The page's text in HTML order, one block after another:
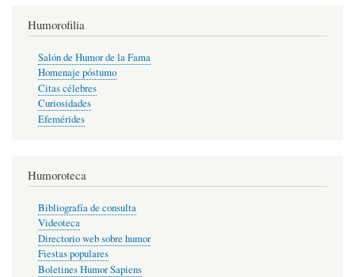
Humorofilia
Salón de Humor de la Fama
Homenaje póstumo
Citas célebres
Curiosidades
Efemérides
Humoroteca
Bibliografía de consulta
Videoteca
Directorio web sobre humor
Fiestas populares
Boletines Humor Sapiens